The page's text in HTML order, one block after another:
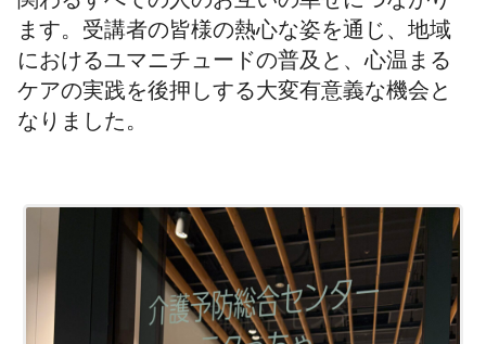
ます。受講者の皆様の熱心な姿を通じ、地域
におけるユマニチュードの普及と、心温まる
ケアの実践を後押しする大変有意義な機会と
なりました。